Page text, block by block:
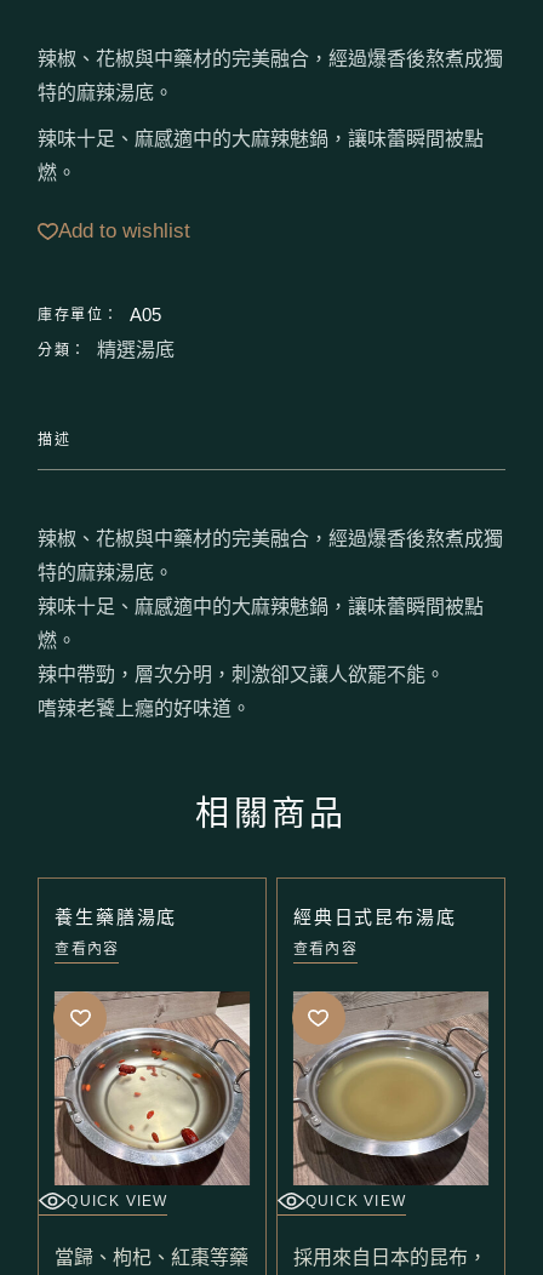
辣椒、花椒與中藥材的完美融合，經過爆香後熬煮成獨
特的麻辣湯底。
辣味十足、麻感適中的大麻辣魅鍋，讓味蕾瞬間被點
燃。
Add to wishlist
庫存單位： A05
分類： 精選湯底
描述
辣椒、花椒與中藥材的完美融合，經過爆香後熬煮成獨
特的麻辣湯底。
辣味十足、麻感適中的大麻辣魅鍋，讓味蕾瞬間被點
燃。
辣中帶勁，層次分明，刺激卻又讓人欲罷不能。
嗜辣老饕上癮的好味道。
相關商品
養生藥膳湯底
查看內容
QUICK VIEW
當歸、枸杞、紅棗等藥
經典日式昆布湯底
查看內容
QUICK VIEW
採用來自日本的昆布，